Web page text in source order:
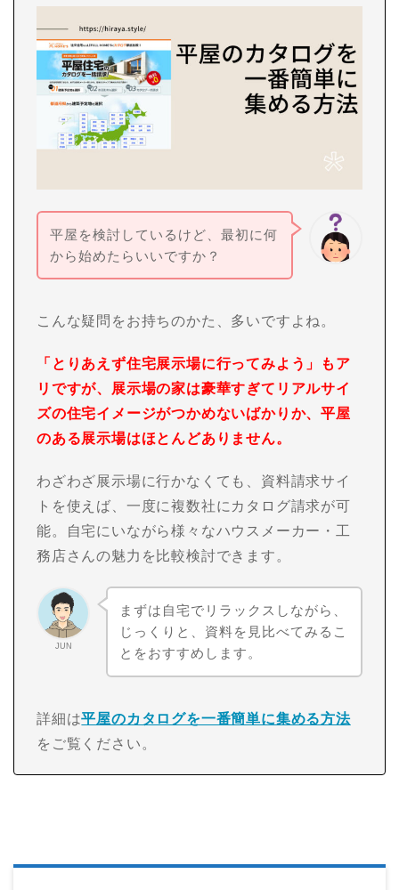
平屋を検討しているけど、最初に何
から始めたらいいですか？
こんな疑問をお持ちのかた、多いですよね。
「とりあえず住宅展示場に行ってみよう」もア
リですが、展示場の家は豪華すぎてリアルサイ
ズの住宅イメージがつかめないばかりか、平屋
のある展示場はほとんどありません。
わざわざ展示場に行かなくても、資料請求サイ
トを使えば、一度に複数社にカタログ請求が可
能。自宅にいながら様々なハウスメーカー・工
務店さんの魅力を比較検討できます。
JUN
まずは自宅でリラックスしながら、
じっくりと、資料を見比べてみるこ
とをおすすめします。
詳細は平屋のカタログを一番簡単に集める方法
をご覧ください。